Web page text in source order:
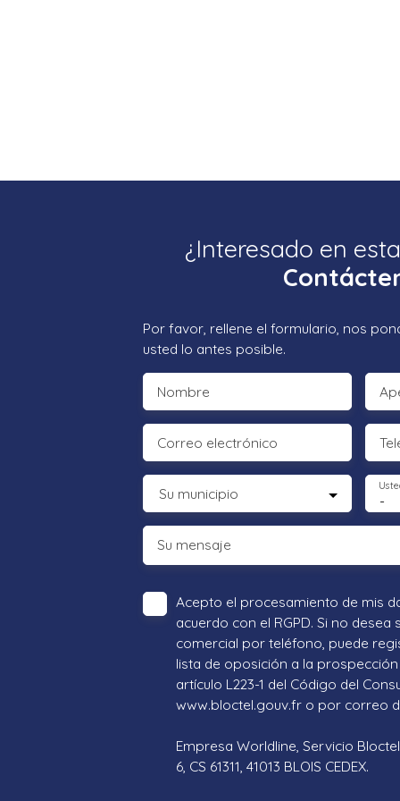
¿Interesado en
Por favor, rellene el formulario, nos
usted lo antes posible.
Nombre
Correo electrónico
Su municipio -
Su mensaje
Acepto el procesamiento de mis
acuerdo con el RGPD. Si no
comercial por teléfono, puede
lista de oposición a la
artículo L223-1 del Código del
www.bloctel.gouv.fr o por correo
Empresa Worldline, Servicio Bloctel
6, CS 61311, 41013 BLOIS CEDEX.